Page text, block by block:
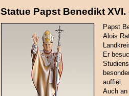
Statue Papst Benedikt
Papst
Alois
Er
auffiel.
Auch